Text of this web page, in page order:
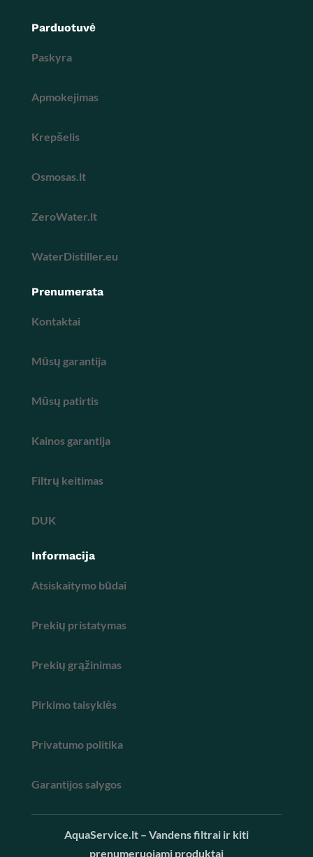
Parduotuvė
Paskyra
Apmokejimas
Krepšelis
Osmosas.lt
ZeroWater.lt
WaterDistiller.eu
Prenumerata
Kontaktai
Mūsų garantija
Mūsų patirtis
Kainos garantija
Filtrų keitimas
DUK
Informacija
Atsiskaitymo būdai
Prekių pristatymas
Prekių grąžinimas
Pirkimo taisyklės
Privatumo politika
Garantijos salygos
AquaService.lt – Vandens filtrai ir kiti
prenumeruojami produktai